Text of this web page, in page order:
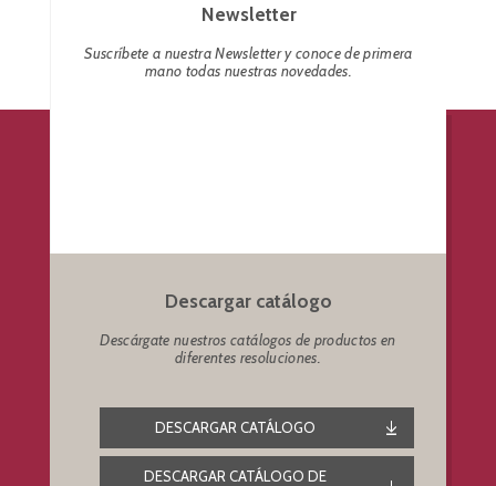
Newsletter
Suscríbete a nuestra Newsletter y conoce de primera
mano todas nuestras novedades.
Descargar catálogo
Descárgate nuestros catálogos de productos en
diferentes resoluciones.
DESCARGAR CATÁLOGO
DESCARGAR CATÁLOGO DE